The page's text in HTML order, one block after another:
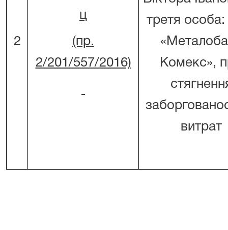
2
ц
(пр.
2/201/557/2016)
третя
Комекс»,
витрат